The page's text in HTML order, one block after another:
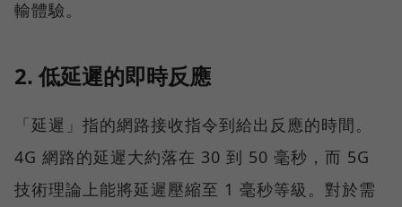
輸體驗。
2. 低延遲的即時反應
「延遲」指的網路接收指令到給出反應的時間。
4G 網路的延遲大約落在 30 到 50 毫秒，而 5G
技術理論上能將延遲壓縮至 1 毫秒等級。對於需